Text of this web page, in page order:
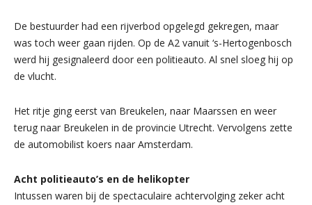
De bestuurder had een rijverbod opgelegd gekregen, maar
was toch weer gaan rijden. Op de A2 vanuit ‘s-Hertogenbosch
werd hij gesignaleerd door een politieauto. Al snel sloeg hij op
de vlucht.
Het ritje ging eerst van Breukelen, naar Maarssen en weer
terug naar Breukelen in de provincie Utrecht. Vervolgens zette
de automobilist koers naar Amsterdam.
Acht politieauto’s en de helikopter
Intussen waren bij de spectaculaire achtervolging zeker acht